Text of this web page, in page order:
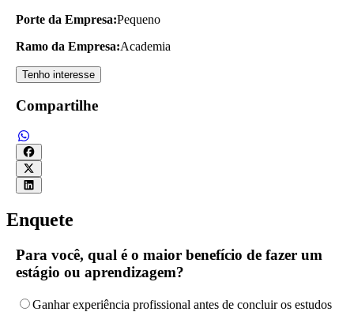
Porte da Empresa:Pequeno
Ramo da Empresa:Academia
Tenho interesse
Compartilhe
Enquete
Para você, qual é o maior benefício de fazer um
estágio ou aprendizagem?
Ganhar experiência profissional antes de concluir os estudos